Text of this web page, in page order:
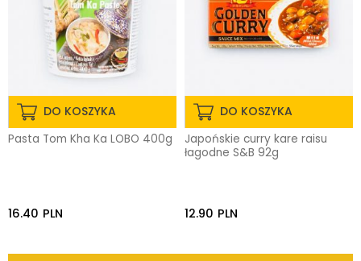
DO KOSZYKA
Pasta Tom Kha Ka LOBO 400g
16.40 PLN
DO KOSZYKA
Japońskie curry kare raisu
łagodne S&B 92g
12.90 PLN